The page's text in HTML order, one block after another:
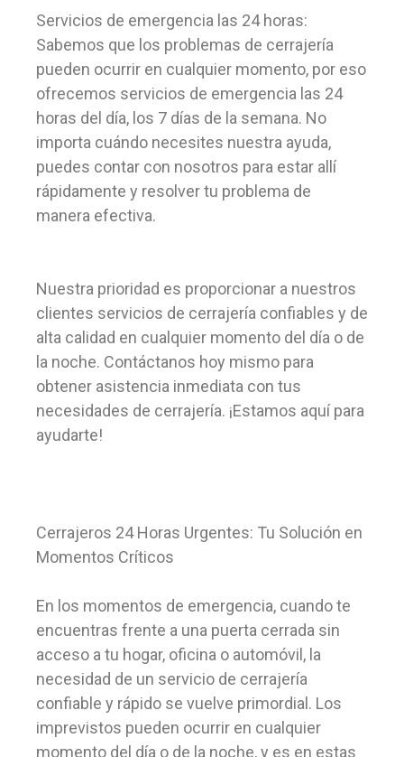
Servicios de emergencia las 24 horas:
Sabemos que los problemas de cerrajería
pueden ocurrir en cualquier momento, por eso
ofrecemos servicios de emergencia las 24
horas del día, los 7 días de la semana. No
importa cuándo necesites nuestra ayuda,
puedes contar con nosotros para estar allí
rápidamente y resolver tu problema de
manera efectiva.
Nuestra prioridad es proporcionar a nuestros
clientes servicios de cerrajería confiables y de
alta calidad en cualquier momento del día o de
la noche. Contáctanos hoy mismo para
obtener asistencia inmediata con tus
necesidades de cerrajería. ¡Estamos aquí para
ayudarte!
Cerrajeros 24 Horas Urgentes: Tu Solución en
Momentos Críticos
En los momentos de emergencia, cuando te
encuentras frente a una puerta cerrada sin
acceso a tu hogar, oficina o automóvil, la
necesidad de un servicio de cerrajería
confiable y rápido se vuelve primordial. Los
imprevistos pueden ocurrir en cualquier
momento del día o de la noche, y es en estas